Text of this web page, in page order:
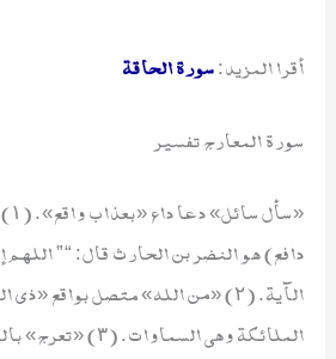
أقرا المزيد:سورة الحاقة
سورة المعارج تفسير
دافع) هو النضر بن الحارث قال: “” اللهم
الآية. (٢) «من الله» متصل بواقع
الملائكة وهي